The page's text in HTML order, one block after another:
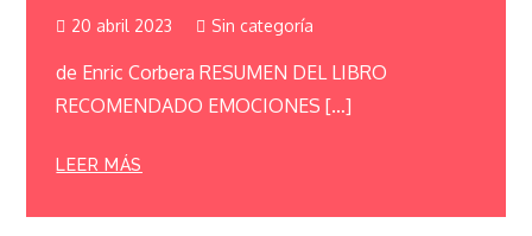
20 abril 2023 Sin categoría
de Enric Corbera RESUMEN DEL LIBRO
RECOMENDADO EMOCIONES […]
LEER MÁS